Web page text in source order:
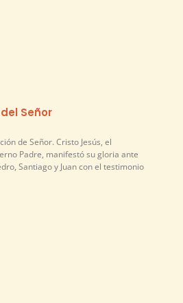
Señor
de Señor. Cristo Jesús, el
Padre, manifestó su gloria ante
Santiago y Juan con el testimonio